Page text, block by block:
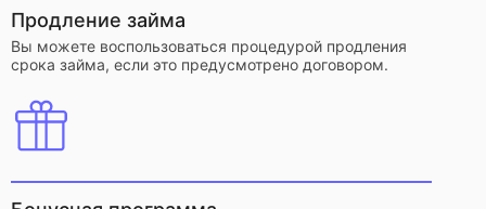
Продление займа
Вы можете воспользоваться процедурой продления
срока займа, если это предусмотрено договором.